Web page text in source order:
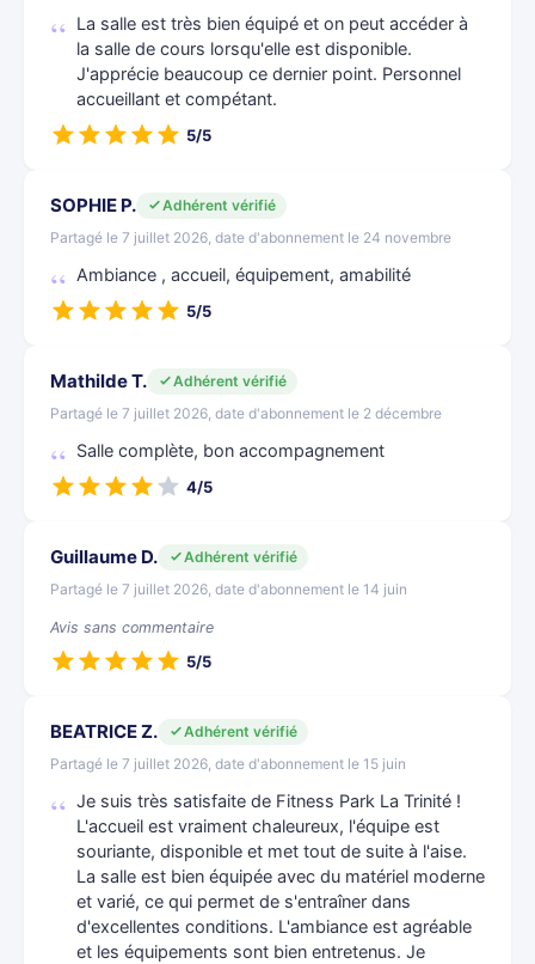
La salle est très bien équipé et on peut accéder à
la salle de cours lorsqu'elle est disponible.
J'apprécie beaucoup ce dernier point. Personnel
accueillant et compétant.
5/5
SOPHIE P.
Adhérent vérifié
Partagé le 7 juillet 2026, date d'abonnement le 24 novembre
Ambiance , accueil, équipement, amabilité
5/5
Mathilde T.
Adhérent vérifié
Partagé le 7 juillet 2026, date d'abonnement le 2 décembre
Salle complète, bon accompagnement
4/5
Guillaume D.
Adhérent vérifié
Partagé le 7 juillet 2026, date d'abonnement le 14 juin
Avis sans commentaire
5/5
BEATRICE Z.
Adhérent vérifié
Partagé le 7 juillet 2026, date d'abonnement le 15 juin
Je suis très satisfaite de Fitness Park La Trinité !
L'accueil est vraiment chaleureux, l'équipe est
souriante, disponible et met tout de suite à l'aise.
La salle est bien équipée avec du matériel moderne
et varié, ce qui permet de s'entraîner dans
d'excellentes conditions. L'ambiance est agréable
et les équipements sont bien entretenus. Je